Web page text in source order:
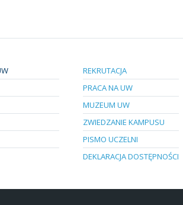
REKRUTACJA
PRACA NA UW
MUZEUM UW
ZWIEDZANIE KAMPUSU
PISMO UCZELNI
DEKLARACJA DOSTĘPNOŚCI